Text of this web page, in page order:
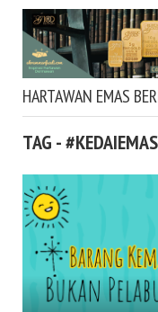
HARTAWAN EMAS
TAG - #KEDAIEMAS